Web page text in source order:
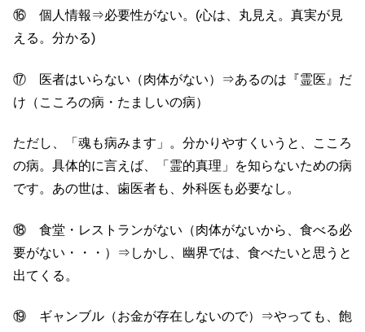
⑯ 個人情報⇒必要性がない。(心は、丸見え。真実が見
える。分かる)
⑰ 医者はいらない（肉体がない）⇒あるのは『霊医』だ
け（こころの病・たましいの病）
ただし、「魂も病みます」。分かりやすくいうと、こころ
の病。具体的に言えば、「霊的真理」を知らないための病
です。あの世は、歯医者も、外科医も必要なし。
⑱ 食堂・レストランがない（肉体がないから、食べる必
要がない・・・）⇒しかし、幽界では、食べたいと思うと
出てくる。
⑲ ギャンブル（お金が存在しないので）⇒やっても、飽